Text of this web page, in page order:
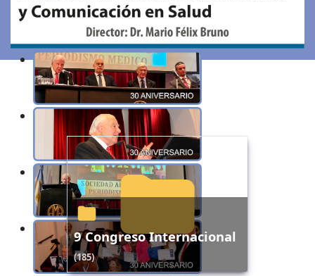
9 Congreso Internacional
(185)